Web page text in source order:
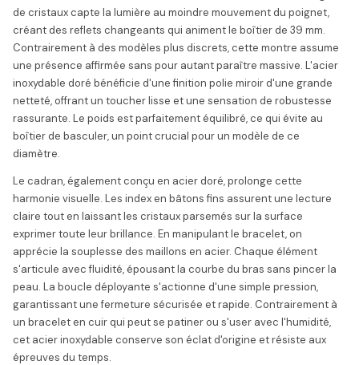
de cristaux capte la lumière au moindre mouvement du poignet,
créant des reflets changeants qui animent le boîtier de 39 mm.
Contrairement à des modèles plus discrets, cette montre assume
une présence affirmée sans pour autant paraître massive. L'acier
inoxydable doré bénéficie d'une finition polie miroir d'une grande
netteté, offrant un toucher lisse et une sensation de robustesse
rassurante. Le poids est parfaitement équilibré, ce qui évite au
boîtier de basculer, un point crucial pour un modèle de ce
diamètre.
Le cadran, également conçu en acier doré, prolonge cette
harmonie visuelle. Les index en bâtons fins assurent une lecture
claire tout en laissant les cristaux parsemés sur la surface
exprimer toute leur brillance. En manipulant le bracelet, on
apprécie la souplesse des maillons en acier. Chaque élément
s'articule avec fluidité, épousant la courbe du bras sans pincer la
peau. La boucle déployante s'actionne d'une simple pression,
garantissant une fermeture sécurisée et rapide. Contrairement à
un bracelet en cuir qui peut se patiner ou s'user avec l'humidité,
cet acier inoxydable conserve son éclat d'origine et résiste aux
épreuves du temps.